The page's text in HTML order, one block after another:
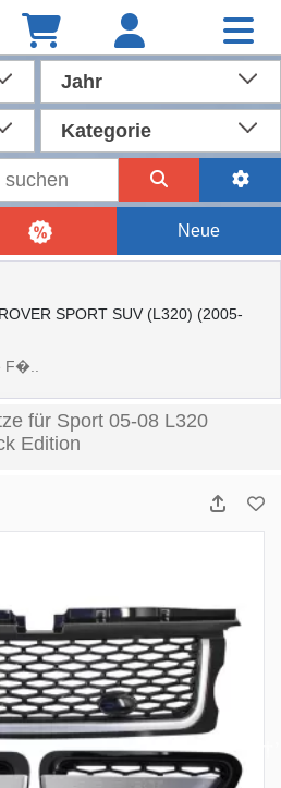
Jahr
Kategorie
Neue
SPORT SUV (L320) (2005-
F�..
für Sport 05-08 L320
Edition